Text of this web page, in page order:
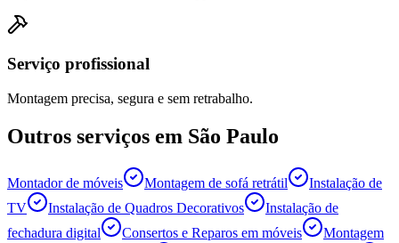
Serviço profissional
Montagem precisa, segura e sem retrabalho.
Outros serviços em São Paulo
Montador de móveis Montagem de sofá retrátil
Instalação de
TV
Instalação de Quadros Decorativos
Instalação de
fechadura digital
Consertos e Reparos em móveis
Montagem